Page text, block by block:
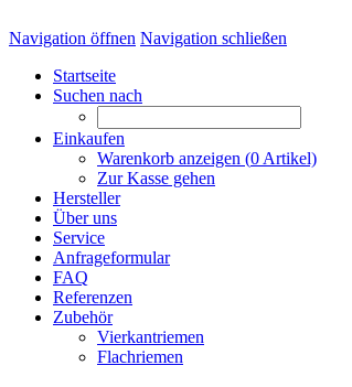
Navigation öffnen Navigation schließen
Startseite
Suchen nach
Einkaufen
Warenkorb anzeigen (0 Artikel)
Zur Kasse gehen
Hersteller
Über uns
Service
Anfrageformular
FAQ
Referenzen
Zubehör
Vierkantriemen
Flachriemen